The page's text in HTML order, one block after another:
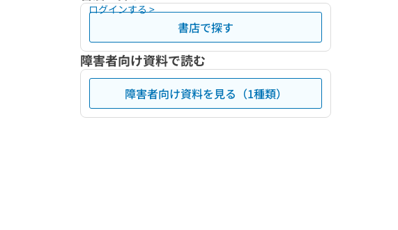
ログインする >
書店で探す
障害者向け資料で読む
障害者向け資料を見る（1種類）